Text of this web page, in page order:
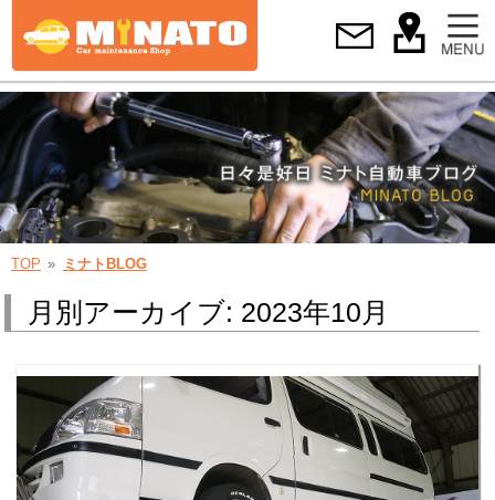
TOP ミナトBLOG
月別アーカイブ: 2023年10月